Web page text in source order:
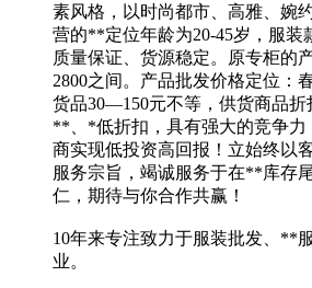
素风格，以时尚都市、高雅、婉
营的**定位年龄为20-45岁，服装
质量保证、货源稳定。原专柜
2800之间。产品批发价格定位：
货品30—150元不等，供货商品
**、*低折扣，具有强大的竞争力
商实现低投资高回报！立始终以
服务宗旨，竭诚服务于在**库存
仁，期待与你合作共赢！
10年来专注致力于服装批发、**
业。